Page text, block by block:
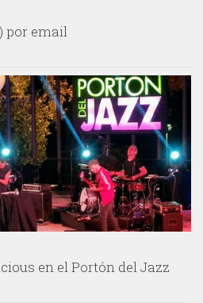
por email
en el Portón del Jazz